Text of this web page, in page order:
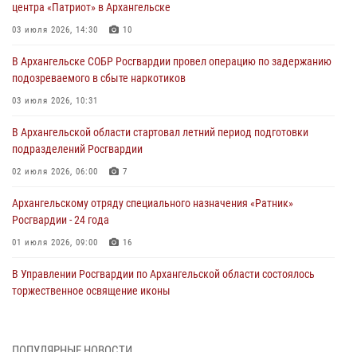
центра «Патриот» в Архангельске
03 июля 2026, 14:30 10
В Архангельске СОБР Росгвардии провел операцию по задержанию
подозреваемого в сбыте наркотиков
03 июля 2026, 10:31
В Архангельской области стартовал летний период подготовки
подразделений Росгвардии
02 июля 2026, 06:00 7
Архангельскому отряду специального назначения «Ратник»
Росгвардии - 24 года
01 июля 2026, 09:00 16
В Управлении Росгвардии по Архангельской области состоялось
торжественное освящение иконы
Военнослужащие по призыву из Архангельской области приняли